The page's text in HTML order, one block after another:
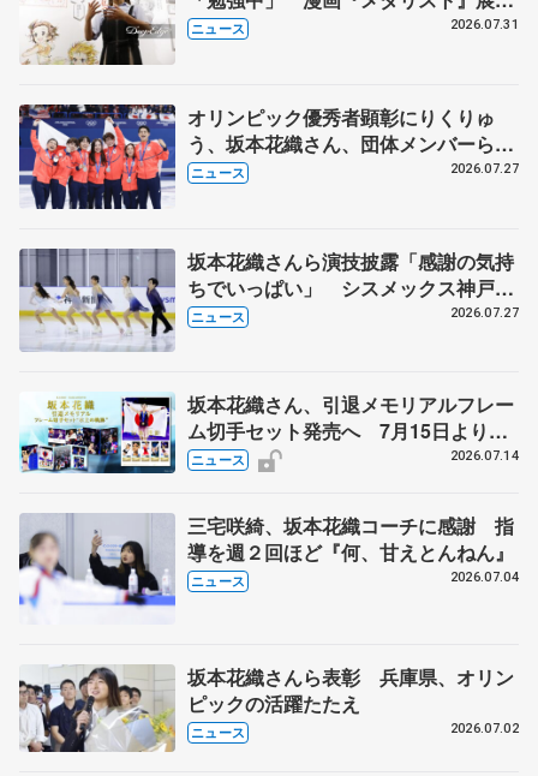
会で子どもたちにエール
ニュース 2026.07.31
オリンピック優秀者顕彰にりくりゅ
う、坂本花織さん、団体メンバーら
8月7日に文科省が表彰式、ブルーノ・
ニュース 2026.07.27
坂本花織さんら演技披露「感謝の気持
ちでいっぱい」 シスメックス神戸ア
イスキャンパス開場1周年イベント
ニュース 2026.07.27
坂本花織さん、引退メモリアルフレー
ム切手セット発売へ 7月15日より申
込受付開始
ニュース 2026.07.14
三宅咲綺、坂本花織コーチに感謝 指
導を週２回ほど『何、甘えとんねん』
ニュース 2026.07.04
坂本花織さんら表彰 兵庫県、オリン
ピックの活躍たたえ
ニュース 2026.07.02